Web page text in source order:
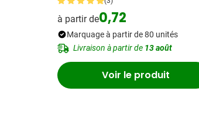
à partir de0,72
Marquage à partir de 80 unités
Livraison à partir de 13 août
Voir le produit